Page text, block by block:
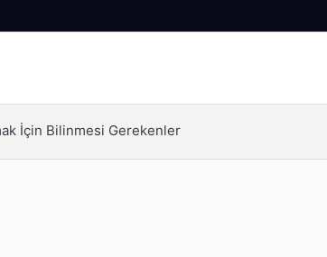
Arama